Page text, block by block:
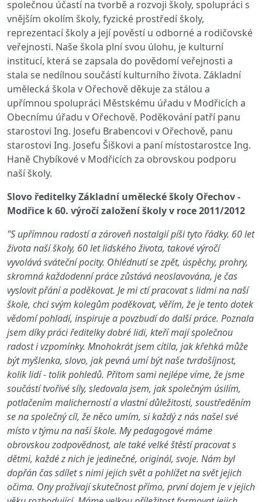
společnou účastí na tvorbě a rozvoji školy, spolupráci s
vnějším okolím školy, fyzické prostředí školy,
reprezentací školy a její pověstí u odborné a rodičovské
veřejnosti. Naše škola plní svou úlohu, je kulturní
institucí, která se zapsala do povědomí veřejnosti a
stala se nedílnou součástí kulturního života. Základní
umělecká škola v Ořechově děkuje za stálou a
upřímnou spolupráci Městskému úřadu v Modřicích a
Obecnímu úřadu v Ořechově. Poděkování patří panu
starostovi Ing. Josefu Brabencovi v Ořechově, panu
starostovi Ing. Josefu Šiškovi a paní místostarostce Ing.
Haně Chybíkové v Modřicích za obrovskou podporu
naší školy.
Slovo ředitelky Základní umělecké školy Ořechov -
Modřice k 60. výročí založení školy v roce 2011/2012
"S upřímnou radostí a zároveň nostalgií píši tyto řádky. 60 let
života naší školy, 60 let lidského života, takové výročí
vyvolává sváteční pocity. Ohlédnutí se zpět, úspěchy, prohry,
skromná každodenní práce zůstává neoslavována, je čas
vyslovit přání a poděkovat. Je mi ctí pracovat s lidmi na naší
škole, chci svým kolegům poděkovat, věřím, že je tento dotek
vědomí pohladí, inspiruje a povzbudí do další práce. Poznala
jsem díky práci ředitelky dobré lidi, kteří mají společnou
radost i vzpomínky. Mnohokrát jsem cítila, jak křehká může
být myšlenka, slovo, jak pevná umí být naše tvrdošíjnost,
kolik lidí - tolik pohledů. Přitom sami nejlépe víme, že jsme
součástí tvořivé síly, sledovala jsem, jak společným úsilím,
potlačením malicherností a vlastní důležitosti, soustředěním
se na společný cíl, že něco umím, si každý z nás našel své
místo v týmu na naší škole. My pedagogové máme
obrovskou zodpovědnost, ale také velké štěstí pracovat s
dětmi, každé z nich je jedinečné, originál, svoje. Nám byl
dopřán čas sdílet s nimi jejich svět a pohlížet na svět jejich
očima. Ony prožívají skutečnost přímo, první dojem je v jejich